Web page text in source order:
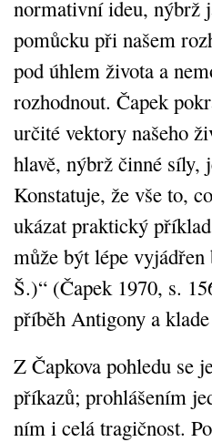
normativní ideu, nýbrž
pomůcku při našem
pod úhlem života a
rozhodnout. Čapek
určité vektory našeho
hlavě, nýbrž činné síly,
Konstatuje, že vše to,
ukázat praktický
může být lépe
Š.)“ (Čapek 1970, s.
příběh Antigony a
Z Čapkova pohledu se
příkazů; prohlášením
ním i celá tragičnost.